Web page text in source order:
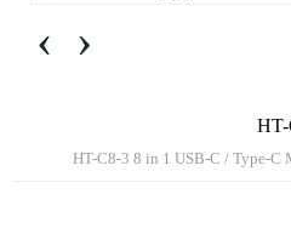
‹ ›
HT-C8-3 8 in 1 USB-C / Type-